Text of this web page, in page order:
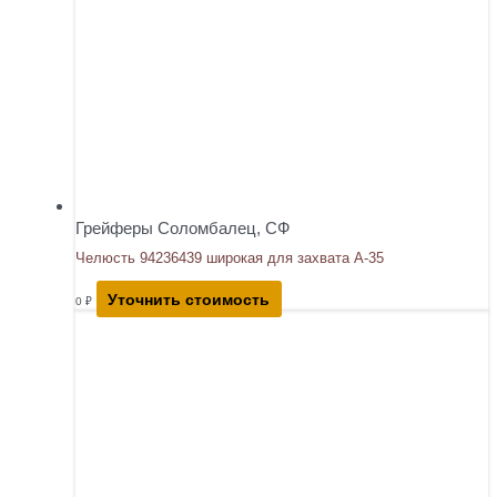
Грейферы Соломбалец, СФ
Челюсть 94236439 широкая для захвата А-35
0 ₽ Уточнить стоимость